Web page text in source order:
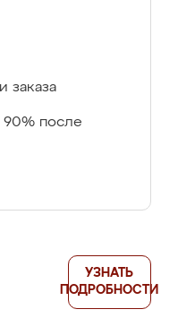
заказа
90% после
УЗНАТЬ
ПОДРОБНОСТИ